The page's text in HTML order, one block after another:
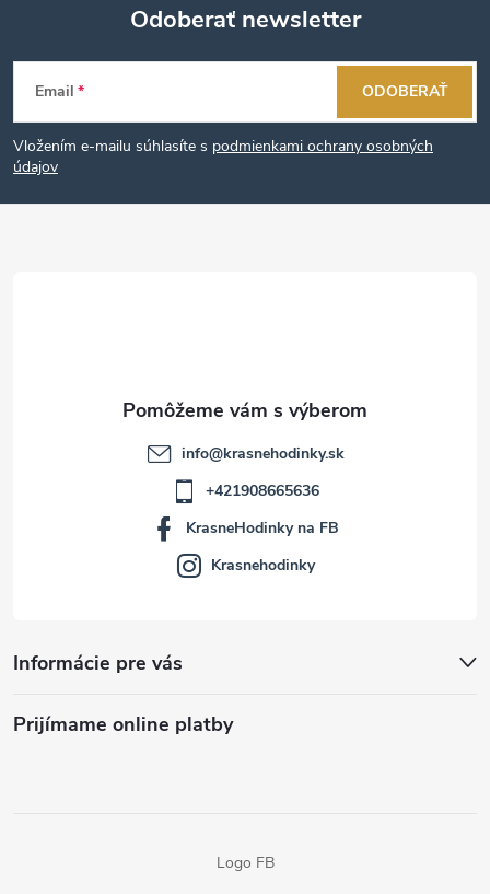
Z
á
p
Odoberať newsletter
Email
Vložením e-mailu súhlasíte s podmienkami ochrany osobných
údajov
ODOBERAŤ
Informácie pre vás
Prijímame online platby
info@krasnehodinky.sk
+421908665636
KrasneHodinky na FB
Krasnehodinky
Logo FB